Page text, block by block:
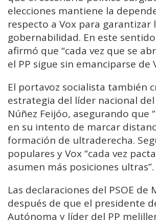
elecciones mantiene la
respecto a Vox para garantizar
gobernabilidad. En este
afirmó que “cada vez que se
el PP sigue sin emanciparse de
El portavoz socialista también
estrategia del líder nacional
Núñez Feijóo, asegurando que
en su intento de marcar
formación de ultraderecha.
populares y Vox “cada vez
asumen más posiciones ultras”.
Las declaraciones del PSOE de
después de que el presidente
Autónoma y líder del PP